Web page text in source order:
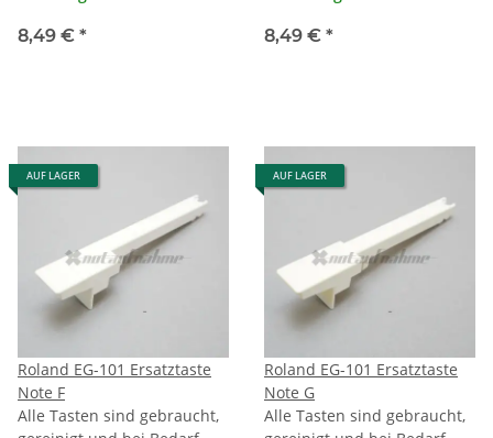
8,49 € *
8,49 € *
AUF LAGER
Roland EG-101 Ersatztaste
Note F
Alle Tasten sind gebraucht,
AUF LAGER
Roland EG-101 Ersatztaste
Note G
Alle Tasten sind gebraucht,